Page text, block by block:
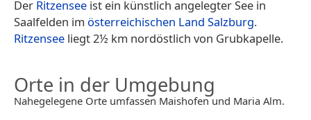
Der Ritzensee ist ein künstlich angelegter See in
Saalfelden im österreichischen Land Salzburg.
Ritzensee liegt 2½ km nordöstlich von Grubkapelle.
Orte in der Umgebung
Nahegelegene Orte umfassen Maishofen und Maria Alm.